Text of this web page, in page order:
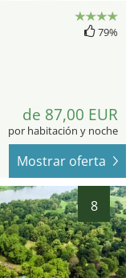
79%
de 87,00 EUR
por habitación y noche
Mostrar oferta
8